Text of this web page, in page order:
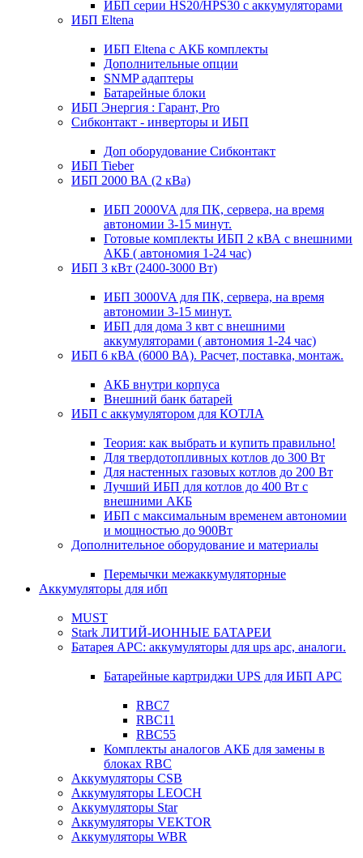
ИБП серии HS20/HPS30 с аккумуляторами
ИБП Eltena
ИБП Eltena с АКБ комплекты
Дополнительные опции
SNMP адаптеры
Батарейные блоки
ИБП Энергия : Гарант, Pro
Сибконтакт - инверторы и ИБП
Доп оборудование Сибконтакт
ИБП Tieber
ИБП 2000 ВА (2 кВа)
ИБП 2000VA для ПК, сервера, на время
автономии 3-15 минут.
Готовые комплекты ИБП 2 кВА с внешними
АКБ ( автономия 1-24 час)
ИБП 3 кВт (2400-3000 Вт)
ИБП 3000VA для ПК, сервера, на время
автономии 3-15 минут.
ИБП для дома 3 квт с внешними
аккумуляторами ( автономия 1-24 час)
ИБП 6 кВА (6000 ВА). Расчет, поставка, монтаж.
АКБ внутри корпуса
Внешний банк батарей
ИБП с аккумулятором для КОТЛА
Теория: как выбрать и купить правильно!
Для твердотопливных котлов до 300 Вт
Для настенных газовых котлов до 200 Вт
Лучший ИБП для котлов до 400 Вт с
внешними АКБ
ИБП с максимальным временем автономии
и мощностью до 900Вт
Дополнительное оборудование и материалы
Перемычки межаккумуляторные
Аккумуляторы для ибп
MUST
Stark ЛИТИЙ-ИОННЫЕ БАТАРЕИ
Батарея APC: аккумуляторы для ups apc, аналоги.
Батарейные картриджи UPS для ИБП APC
RBC7
RBC11
RBC55
Комплекты аналогов АКБ для замены в
блоках RBC
Аккумуляторы CSB
Аккумуляторы LEOCH
Аккумуляторы Star
Аккумуляторы VEKTOR
Аккумуляторы WBR